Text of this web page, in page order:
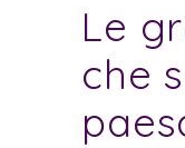
Le
che